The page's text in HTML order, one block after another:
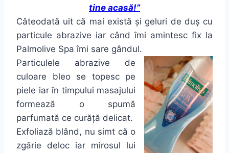
tine acasă!”
Câteodată uit că mai există și geluri de duș cu
particule abrazive iar când îmi amintesc fix la
Palmolive Spa îmi sare gândul.
Particulele abrazive de
culoare bleo se topesc pe
piele iar în timpului masajului
formează o spumă
parfumată ce curăță delicat.
Exfoliază blând, nu simt că o
zgârie deloc iar mirosul lui